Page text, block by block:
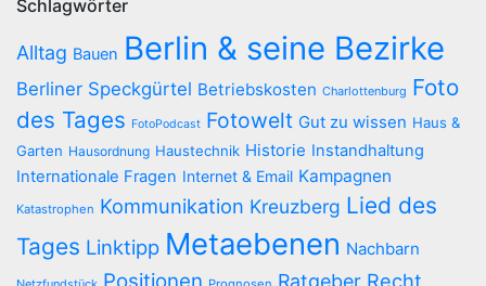
Schlagwörter
Alltag Bauen Berlin & seine Bezirke
Berliner Speckgürtel Betriebskosten Charlottenburg Foto
des Tages FotoPodcast Fotowelt Gut zu wissen Haus &
Garten Hausordnung Haustechnik Historie Instandhaltung
Internationale Fragen Internet & Email Kampagnen
Katastrophen Kommunikation Kreuzberg Lied des
Tages Linktipp Metaebenen Nachbarn
Ratgeber Recht